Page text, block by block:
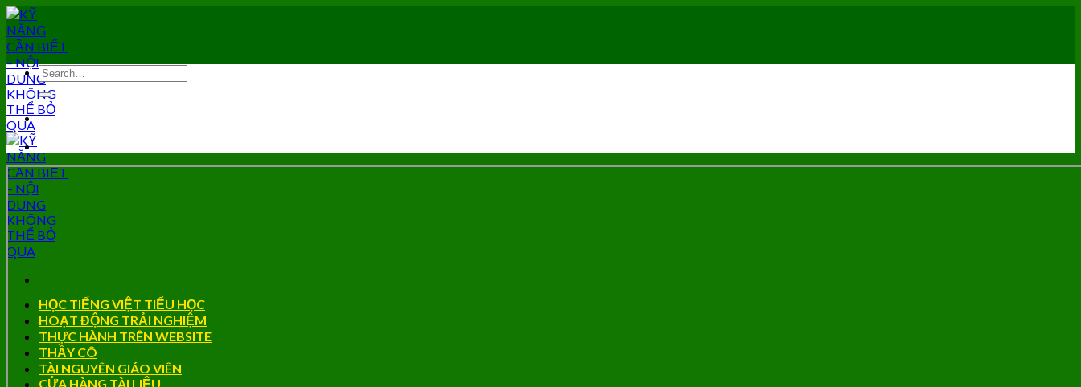
Skip
to
content
HỌC TIẾNG VIỆT TIỂU HỌC
HOẠT ĐỘNG TRẢI NGHIỆM
THỰC HÀNH TRÊN WEBSITE
THẦY CÔ
TÀI NGUYÊN GIÁO VIÊN
CỬA HÀNG TÀI LIỆU